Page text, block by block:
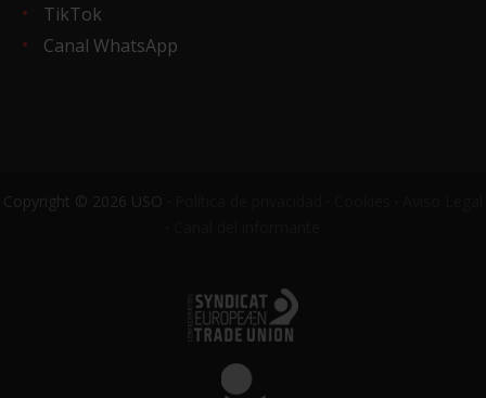
TikTok
Canal WhatsApp
Copyright © 2026 USO ·